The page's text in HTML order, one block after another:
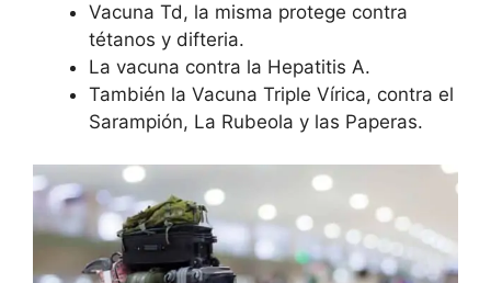
Vacuna Td, la misma protege contra
tétanos y difteria.
La vacuna contra la Hepatitis A.
También la Vacuna Triple Vírica, contra el
Sarampión, La Rubeola y las Paperas.